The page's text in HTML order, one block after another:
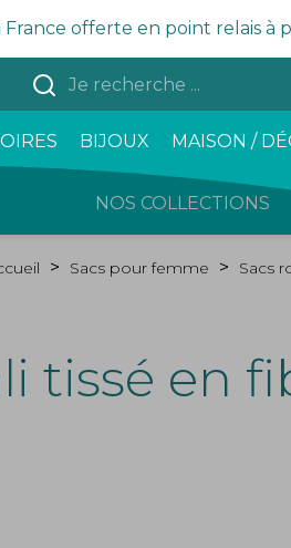
France offerte en point relais à
BIJOUX MAISON /
NOS COLLECTIONS
Sacs pour femme Sacs
tissé en